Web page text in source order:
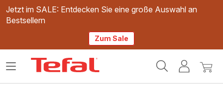
Jetzt im SALE: Entdecken Sie eine große Auswahl an
Bestsellern
Zum Sale
Mein
Mein
Das